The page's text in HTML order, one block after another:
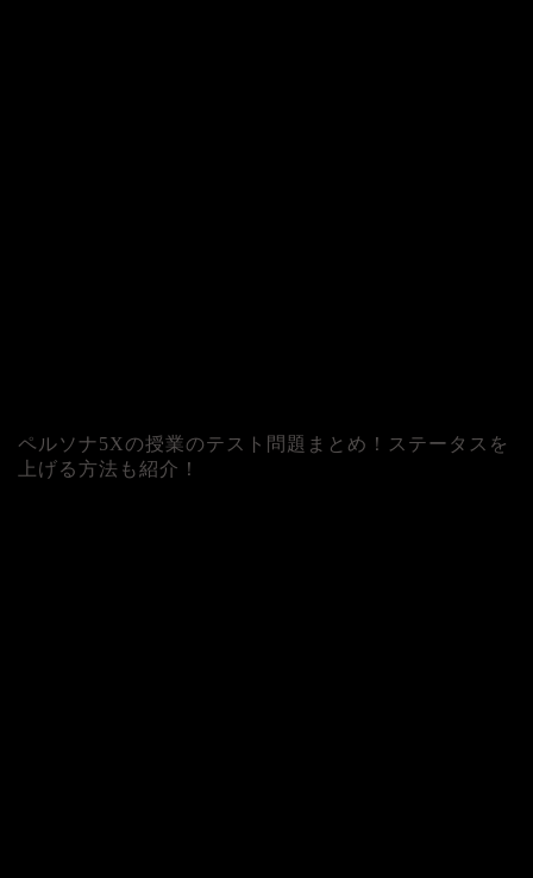
ペルソナ5Xの授業のテスト問題まとめ！ステータスを
上げる方法も紹介！